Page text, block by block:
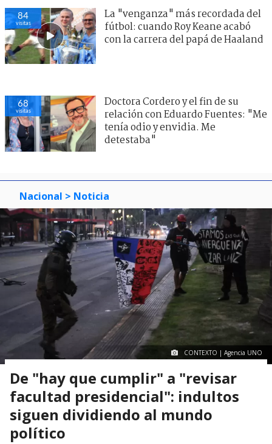
84
visitas
La "venganza" más recordada del
fútbol: cuando Roy Keane acabó
con la carrera del papá de Haaland
68
visitas
Doctora Cordero y el fin de su
relación con Eduardo Fuentes: "Me
tenía odio y envidia. Me
detestaba"
Nacional > Noticia
CONTEXTO | Agencia UNO
De "hay que cumplir" a "revisar
facultad presidencial": indultos
siguen dividiendo al mundo
político